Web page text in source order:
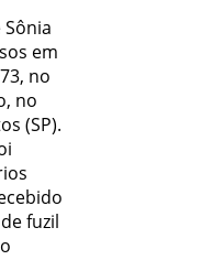
em
no
no
(SP).
fuzil